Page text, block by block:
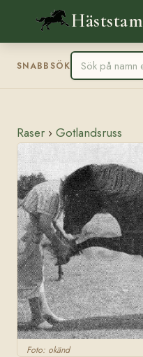
Häststam
SNABBSÖK
Raser › Gotlandsruss
Foto: okänd